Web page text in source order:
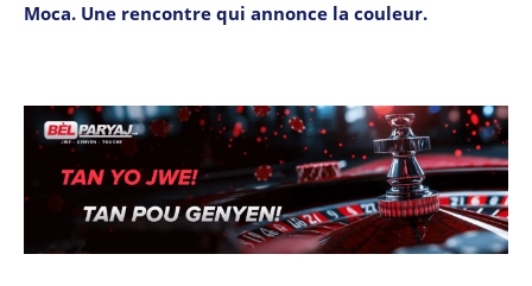
Moca. Une rencontre qui annonce la couleur.